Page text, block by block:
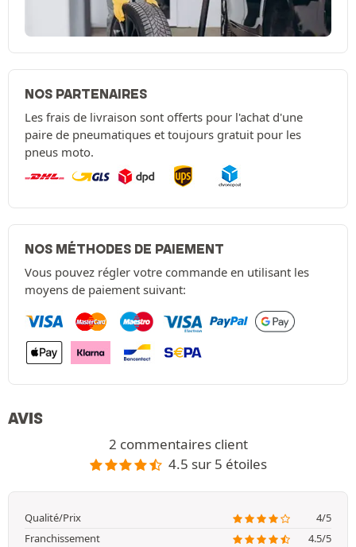
NOS PARTENAIRES
Les frais de livraison sont offerts pour l'achat d'une
paire de pneumatiques et toujours gratuit pour les
pneus moto.
NOS MÉTHODES DE PAIEMENT
Vous pouvez régler votre commande en utilisant les
moyens de paiement suivant:
AVIS
2 commentaires client
4.5 sur 5 étoiles
Qualité/Prix
4/5
Franchissement
4.5/5